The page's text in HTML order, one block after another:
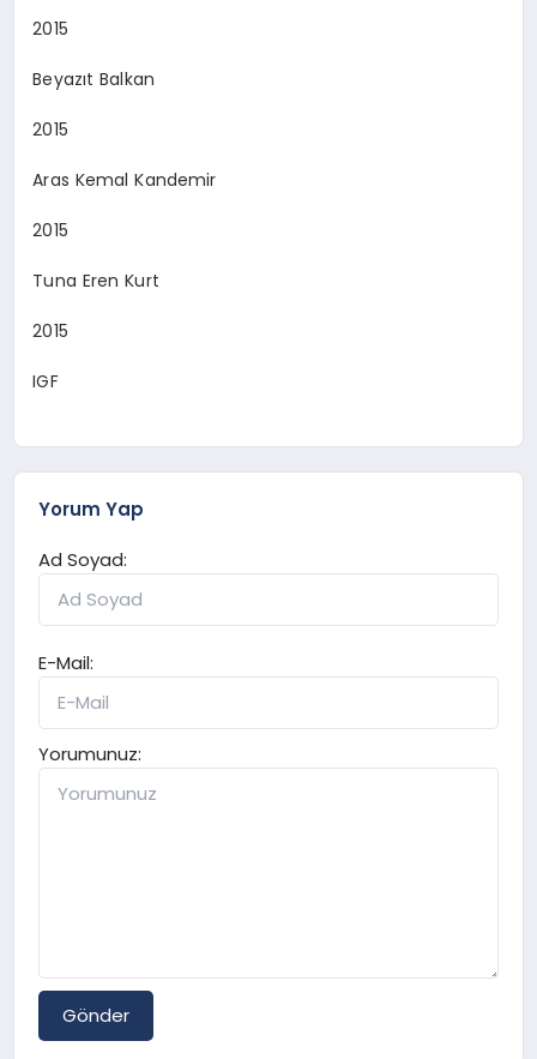
2015
Beyazıt Balkan
2015
Aras Kemal Kandemir
2015
Tuna Eren Kurt
2015
IGF
Yorum Yap
Ad Soyad:
E-Mail:
Yorumunuz:
Gönder